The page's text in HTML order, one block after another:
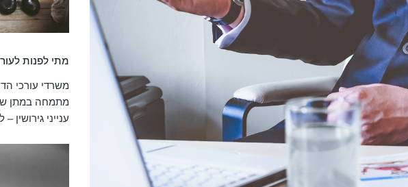
מתי לפנות
משרדי עורכי
מתמחה במתן
ענייני גירושין